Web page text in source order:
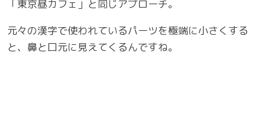
「東京昼カフェ」と同じアプローチ。
元々の漢字で使われているパーツを極端に小さくする
と、鼻と口元に見えてくるんですね。